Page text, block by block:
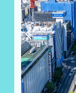
有限
M's